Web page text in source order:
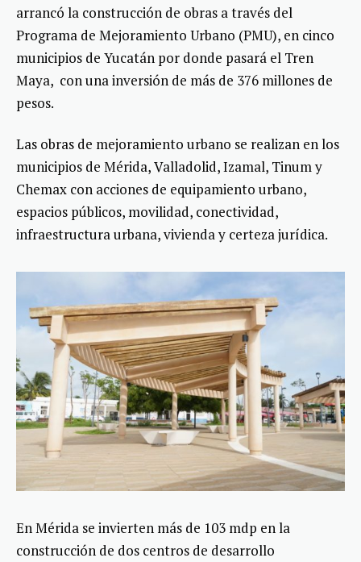
arrancó la construcción de obras a través del
Programa de Mejoramiento Urbano (PMU), en cinco
municipios de Yucatán por donde pasará el Tren
Maya, con una inversión de más de 376 millones de
pesos.
Las obras de mejoramiento urbano se realizan en los
municipios de Mérida, Valladolid, Izamal, Tinum y
Chemax con acciones de equipamiento urbano,
espacios públicos, movilidad, conectividad,
infraestructura urbana, vivienda y certeza jurídica.
En Mérida se invierten más de 103 mdp en la
construcción de dos centros de desarrollo